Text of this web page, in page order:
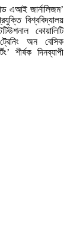
এআই জার্নালিজম’
বিশ্ববিদ্যালয়
কোয়ালিটি
অন বেসিক
শীর্ষক দিনব্যাপী